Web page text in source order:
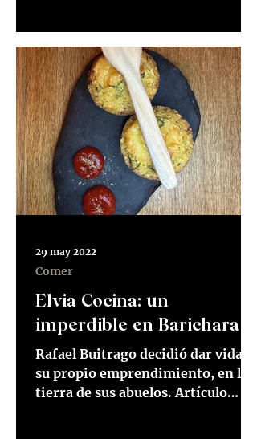
Elvia Cocina: un
imperdible en Barichara
Rafael Buitrago decidió dar vida a
su propio emprendimiento, en la
tierra de sus abuelos. Artículo
Comer
29 may 2022